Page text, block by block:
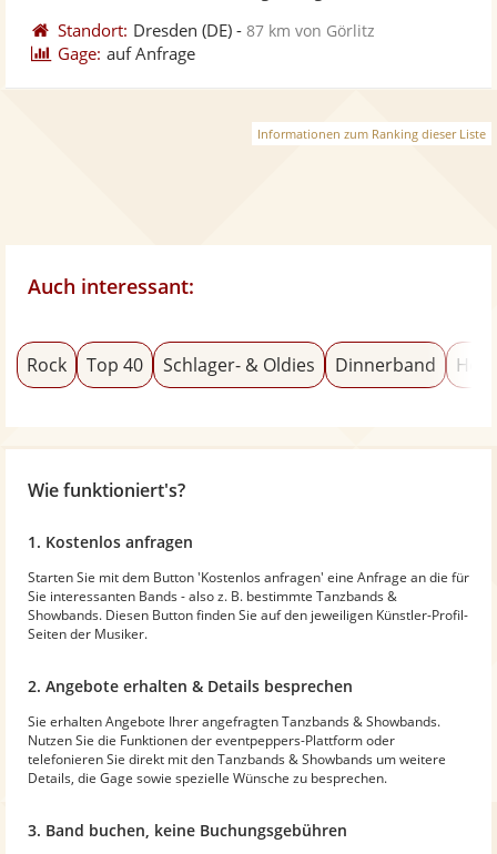
Standort: Dresden (DE) -87 km von Görlitz
Gage: auf Anfrage
Informationen zum Ranking dieser Liste
Auch interessant:
Rock Top 40 Schlager- & Oldies Dinnerband
Wie funktioniert's?
1. Kostenlos anfragen
Starten Sie mit dem Button 'Kostenlos anfragen' eine Anfrage an die für
Sie interessanten Bands - also z. B. bestimmte Tanzbands &
Showbands. Diesen Button finden Sie auf den jeweiligen Künstler-Profil-
Seiten der Musiker.
2. Angebote erhalten & Details besprechen
Sie erhalten Angebote Ihrer angefragten Tanzbands & Showbands.
Nutzen Sie die Funktionen der eventpeppers-Plattform oder
telefonieren Sie direkt mit den Tanzbands & Showbands um weitere
Details, die Gage sowie spezielle Wünsche zu besprechen.
3. Band buchen, keine Buchungsgebühren